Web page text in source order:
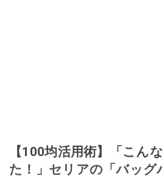
【100均活用術】「こん
た！」セリアの「バッグ